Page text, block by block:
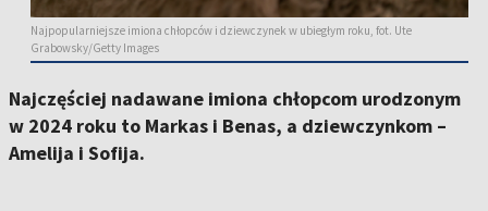
Najpopularniejsze imiona chłopców i dziewczynek w ubiegłym roku, fot. Ute
Grabowsky/Getty Images
Najczęściej nadawane imiona chłopcom urodzonym
w 2024 roku to Markas i Benas, a dziewczynkom –
Amelija i Sofija.